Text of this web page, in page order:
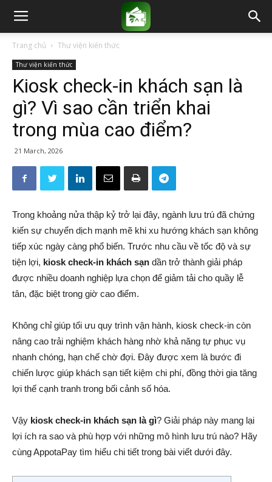
Trang chủ Thư viện kiến thức
Thư viện kiến thức
Kiosk check-in khách sạn là
gì? Vì sao cần triển khai
trong mùa cao điểm?
21 March, 2026
Trong khoảng nửa thập kỷ trở lại đây, ngành lưu trú đã chứng
kiến sự chuyển dịch mạnh mẽ khi xu hướng khách sạn không
tiếp xúc ngày càng phổ biến. Trước nhu cầu về tốc độ và sự
tiện lợi, kiosk check-in khách sạn dần trở thành giải pháp
được nhiều doanh nghiệp lựa chọn để giảm tải cho quầy lễ
tân, đặc biệt trong giờ cao điểm.
Không chỉ giúp tối ưu quy trình vận hành, kiosk check-in còn
nâng cao trải nghiệm khách hàng nhờ khả năng tự phục vụ
nhanh chóng, hạn chế chờ đợi. Đây được xem là bước đi
chiến lược giúp khách sạn tiết kiệm chi phí, đồng thời gia tăng
lợi thế cạnh tranh trong bối cảnh số hóa.
Vậy kiosk check-in khách sạn là gì? Giải pháp này mang lại
lợi ích ra sao và phù hợp với những mô hình lưu trú nào? Hãy
cùng AppotaPay tìm hiểu chi tiết trong bài viết dưới đây.